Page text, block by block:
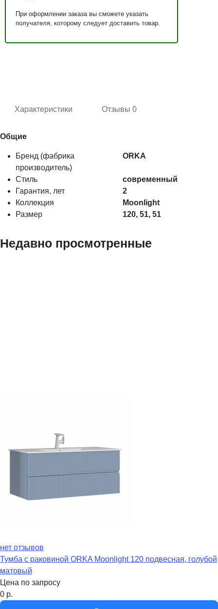
При оформлении заказа вы сможете указать
получателя, которому следует доставить товар.
Характеристики Отзывы 0
Общие
Бренд (фабрика
производитель)
ORKA
Стиль
современный
Гарантия, лет
2
Коллекция
Moonlight
Размер
120, 51, 51
Недавно просмотренные
нет отзывов
Тумба с раковиной ORKA Moonlight 120 подвесная, голубой
матовый
Цена по запросу
0 р.